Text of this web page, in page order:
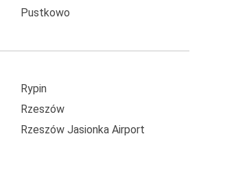
Pustkowo
Rypin
Rzeszów
Rzeszów Jasionka Airport